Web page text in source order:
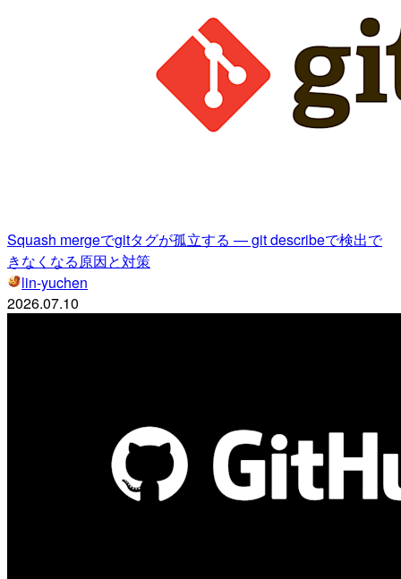
Squash mergeでgitタグが孤立する — git describeで検出で
きなくなる原因と対策
lin-yuchen
2026.07.10